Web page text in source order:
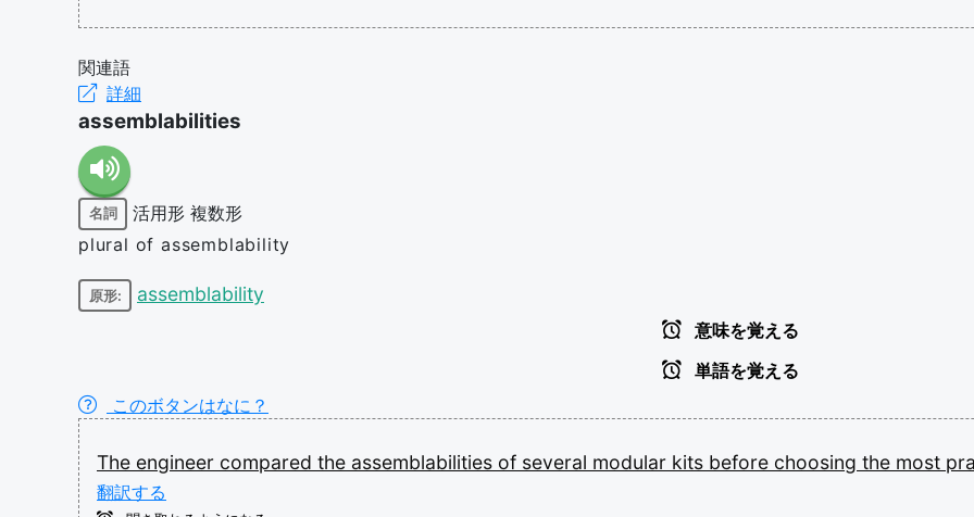
関連語
詳細
assemblabilities
名詞 活用形 複数形
plural of assemblability
原形: assemblability
意味を覚える
単語を覚える
このボタンはなに？
The engineer compared the assemblabilities of several modular kits before choosing the most
翻訳する